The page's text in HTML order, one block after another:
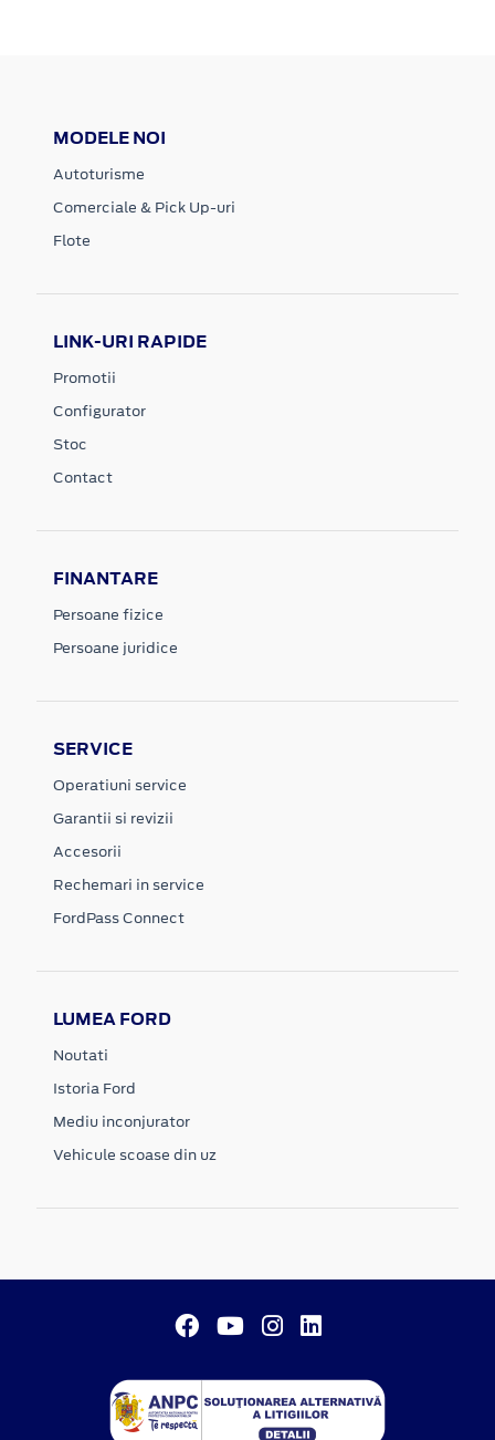
MODELE NOI
Autoturisme
Comerciale & Pick Up-uri
Flote
LINK-URI RAPIDE
Promotii
Configurator
Stoc
Contact
FINANTARE
Persoane fizice
Persoane juridice
SERVICE
Operatiuni service
Garantii si revizii
Accesorii
Rechemari in service
FordPass Connect
LUMEA FORD
Noutati
Istoria Ford
Mediu inconjurator
Vehicule scoase din uz